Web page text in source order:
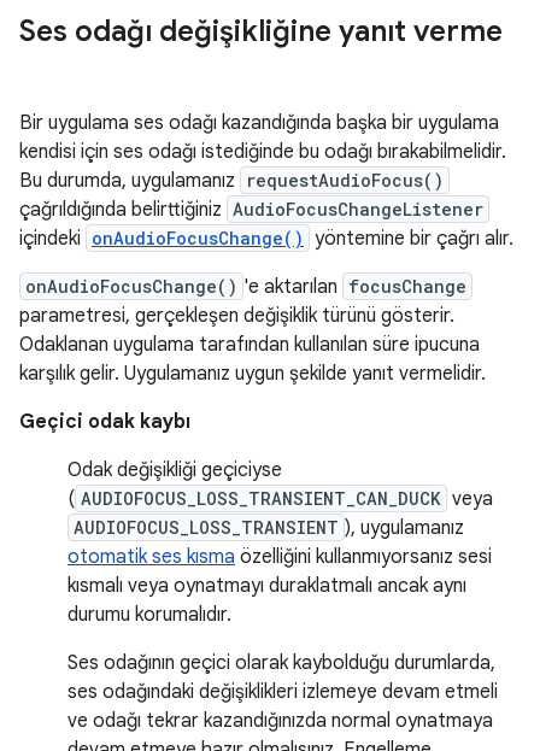
Ses odağı değişikliğine yanıt verme
Bir uygulama ses odağı kazandığında başka bir uygulama
kendisi için ses odağı istediğinde bu odağı bırakabilmelidir.
Bu durumda, uygulamanız
requestAudioFocus()
çağrıldığında belirttiğiniz AudioFocusChangeListener
içindeki onAudioFocusChange() yöntemine bir çağrı alır.
onAudioFocusChange() 'e aktarılan focusChange
parametresi, gerçekleşen değişiklik türünü gösterir.
Odaklanan uygulama tarafından kullanılan süre ipucuna
karşılık gelir. Uygulamanız uygun şekilde yanıt vermelidir.
Geçici odak kaybı
Odak değişikliği geçiciyse
( AUDIOFOCUS_LOSS_TRANSIENT_CAN_DUCK veya
AUDIOFOCUS_LOSS_TRANSIENT ), uygulamanız
otomatik ses kısma özelliğini kullanmıyorsanız sesi
kısmalı veya oynatmayı duraklatmalı ancak aynı
durumu korumalıdır.
Ses odağının geçici olarak kaybolduğu durumlarda,
ses odağındaki değişiklikleri izlemeye devam etmeli
ve odağı tekrar kazandığınızda normal oynatmaya